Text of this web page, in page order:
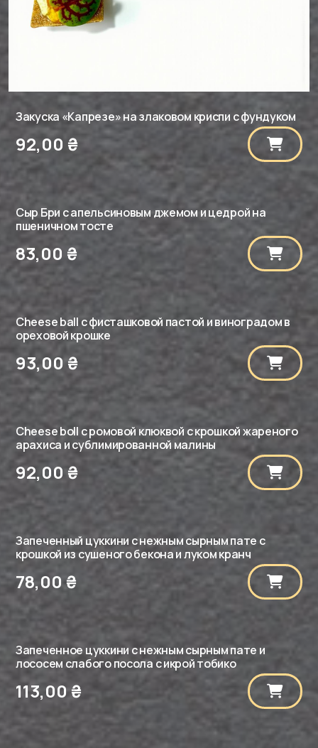
Закуска «Капрезе» на злаковом криспи с фундуком
92,00 ₴
Сыр Бри с апельсиновым джемом и цедрой на
пшеничном тосте
83,00 ₴
Cheese ball с фисташковой пастой и виноградом в
ореховой крошке
93,00₴
Cheese boll с ромовой клюквой с крошкой жареного
арахиса и сублимированной малины
92,00₴
Запеченный цуккини с нежным сырным пате с
крошкой из сушеного бекона и луком кранч
78,00₴
Запеченное цуккини с нежным сырным пате и
лососем слабого посола с икрой тобико
113,00₴